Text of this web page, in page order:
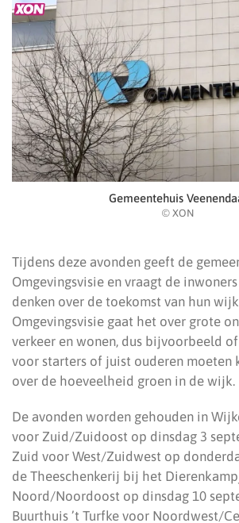
Gemeentehuis
© XON
Tijdens deze avonden geeft de
Omgevingsvisie en vraagt de
denken over de toekomst van hun
Omgevingsvisie gaat het over grote
verkeer en wonen, dus bijvoorbeeld
voor starters of juist ouderen moeten
over de hoeveelheid groen in de wijk.
De avonden worden gehouden in
voor Zuid/Zuidoost op dinsdag 3
Zuid voor West/Zuidwest op
de Theeschenkerij bij het
Noord/Noordoost op dinsdag 10
Buurthuis ’t Turfke voor Noordwest/